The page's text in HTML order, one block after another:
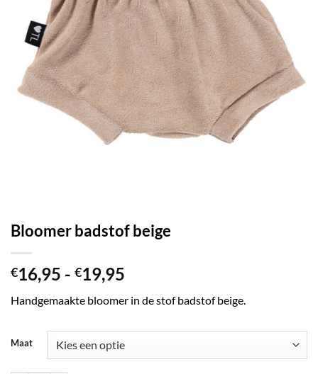
Bloomer badstof beige
€16,95 - €19,95
tot
Handgemaakte bloomer in de stof badstof beige.
Maat